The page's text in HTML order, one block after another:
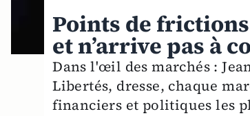
Points de
et n’arrive pas à
Dans l'œil des marchés :
Libertés, dresse, chaque
financiers et politiques les